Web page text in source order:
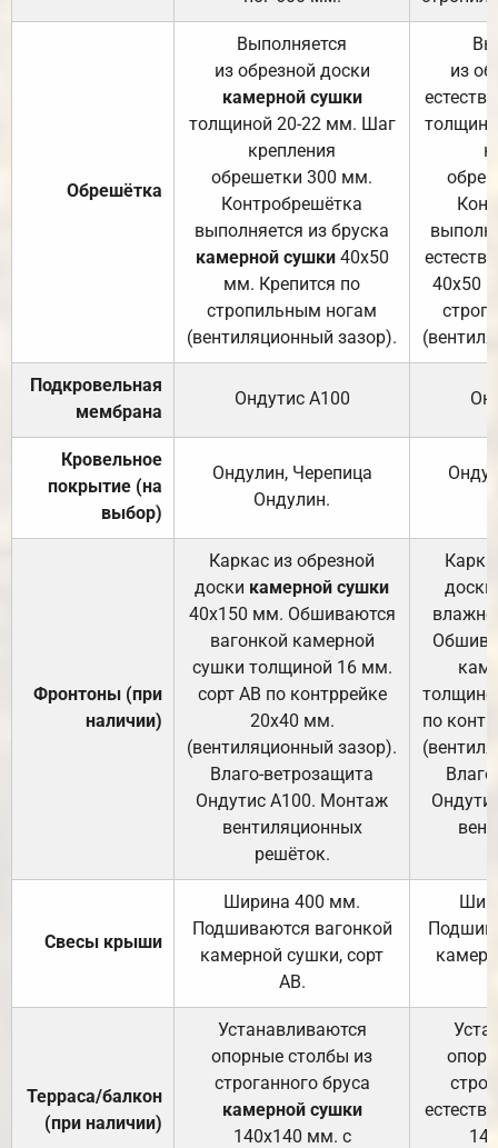
Обрешётка
Выполняется
из обрезной доски
камерной сушки
толщиной 20-22 мм. Шаг
крепления
обрешетки 300 мм.
Контробрешётка
выполняется из бруска
камерной сушки40х50
мм. Крепится по
стропильным ногам
(вентиляционный зазор).
из
40х50
Подкровельная
мембрана
Ондутис А100
Кровельное
покрытие (на
выбор)
Ондулин, Черепица
Ондулин.
Фронтоны (при
наличии)
Каркас из обрезной
доски камерной сушки
40х150 мм. Обшиваются
вагонкой камерной
сушки толщиной 16 мм.
сорт АВ по контррейке
20х40 мм.
(вентиляционный зазор).
Влаго-ветрозащита
Ондутис А100. Монтаж
вентиляционных
решёток.
доски
по
Свесы крыши
Ширина 400 мм.
Подшиваются вагонкой
камерной сушки, сорт
АВ.
Терраса/балкон
(при наличии)
Устанавливаются
опорные столбы из
строганного бруса
камерной сушки
140х140 мм. с